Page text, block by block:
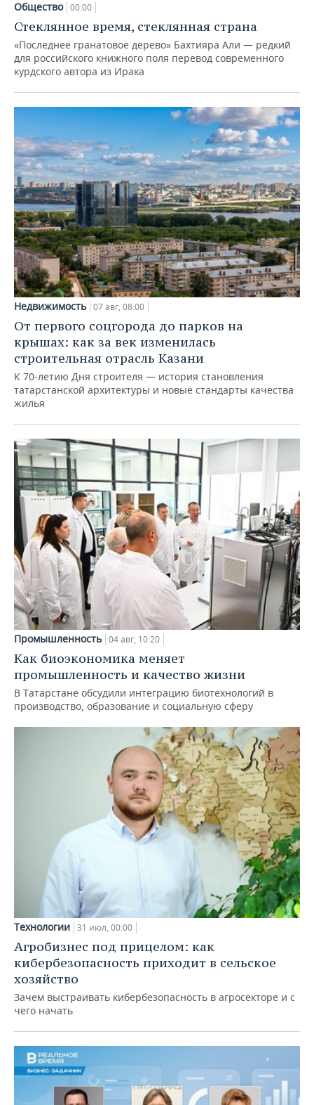
Общество 00:00
Стеклянное время, стеклянная страна
«Последнее гранатовое дерево» Бахтияра Али — редкий
для российского книжного поля перевод современного
курдского автора из Ирака
Недвижимость 07 авг, 08:00
От первого соцгорода до парков на
крышах: как за век изменилась
строительная отрасль Казани
К 70-летию Дня строителя — история становления
татарстанской архитектуры и новые стандарты качества
жилья
Промышленность 04 авг, 10:20
Как биоэкономика меняет
промышленность и качество жизни
В Татарстане обсудили интеграцию биотехнологий в
производство, образование и социальную сферу
Технологии 31 июл, 00:00
Агробизнес под прицелом: как
кибербезопасность приходит в сельское
хозяйство
Зачем выстраивать кибербезопасность в агросекторе и с
чего начать